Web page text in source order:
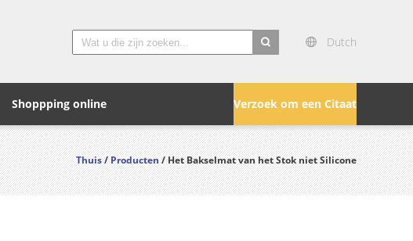
Dutch
Verzoek om een Citaat
Shoppping online
Thuis/Producten/ Het Bakselmat van het Stok niet Silicone